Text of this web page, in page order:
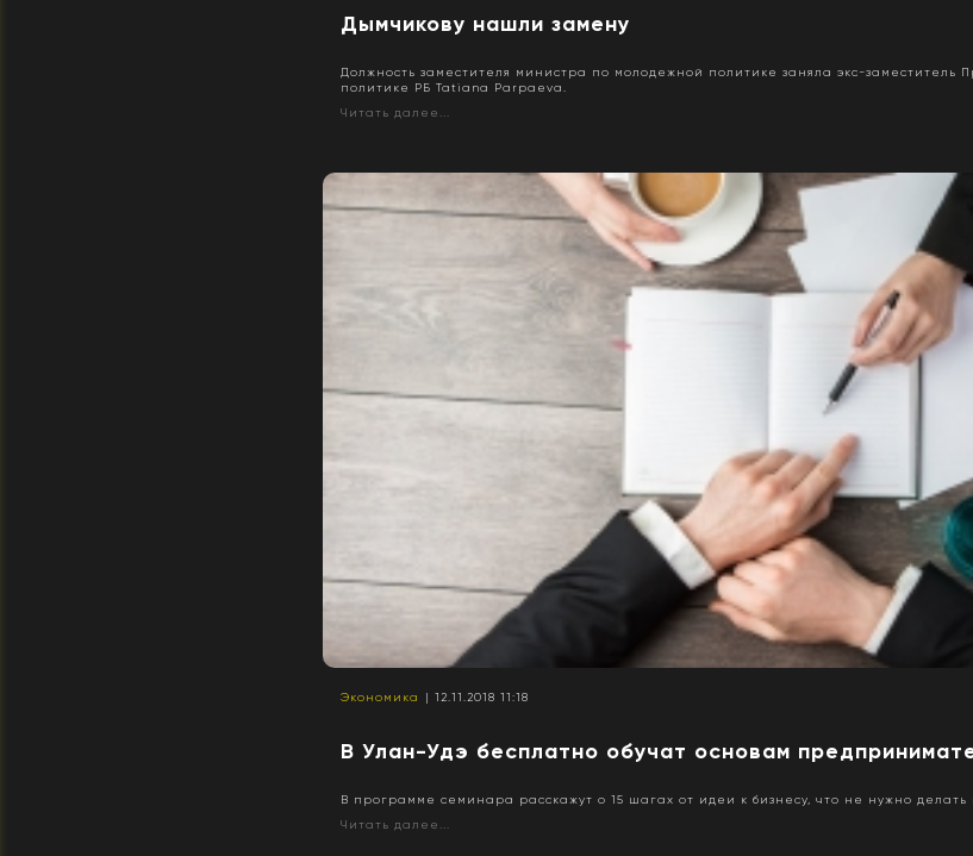
Дымчикову нашли замену
Должность заместителя министра по молодежной политике заняла экс-заместитель
политике РБ Tatiana Parpaeva.
Читать далее...
Экономика | 12.11.2018 11:18
В Улан-Удэ бесплатно обучат основам
В программе семинара расскажут о 15 шагах от идеи к бизнесу, что не нужно делать
Читать далее...